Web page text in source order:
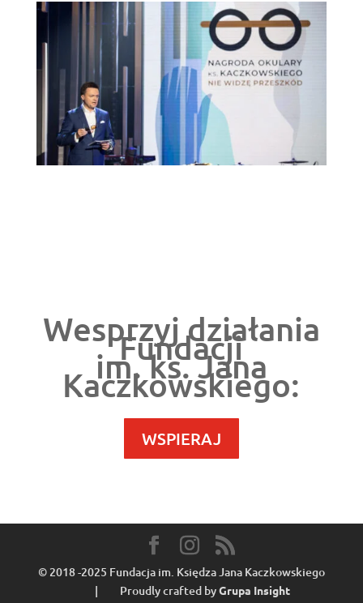
Wesprzyj działania
Fundacji
im. ks. Jana
Kaczkowskiego:
WSPIERAJ
© 2018 -2025 Fundacja im. Księdza Jana Kaczkowskiego
| Proudly crafted byGrupa Insight